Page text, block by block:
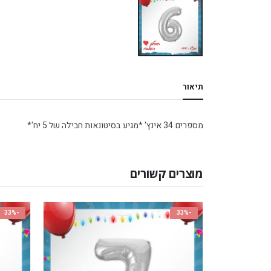
תיאור
מספרים 34 אינץ' *מגיע בסיטונאות חבילה של 5 יח'*
מוצרים קשורים
-33%
-33%